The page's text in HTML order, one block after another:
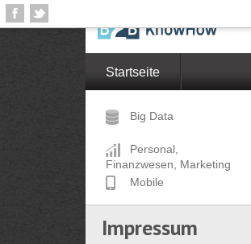
Startseite
Big Data
Personal,
Finanzwesen, Marketing
Mobile
Impressum